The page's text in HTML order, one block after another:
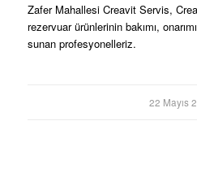
Zafer Mahallesi Creavit Servis,
rezervuar ürünlerinin bakımı,
sunan profesyonelleriz.
22 Mayıs